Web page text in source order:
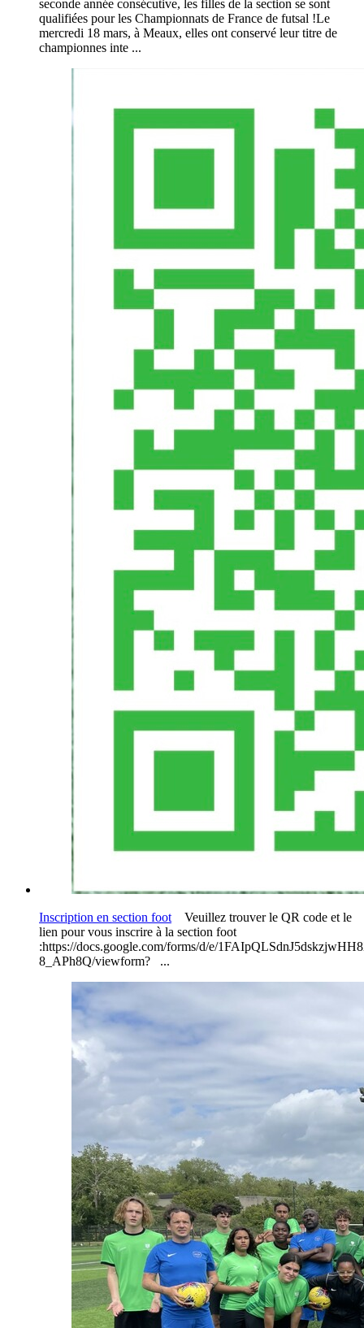
seconde année consécutive, les filles de la section se sont
qualifiées pour les Championnats de France de futsal !Le
mercredi 18 mars, à Meaux, elles ont conservé leur titre de
championnes inte ...
Inscription en section foot
Veuillez trouver le QR code et le
lien pour vous inscrire à la section foot
:https://docs.google.com/forms/d/e/
8_APh8Q/viewform? ...